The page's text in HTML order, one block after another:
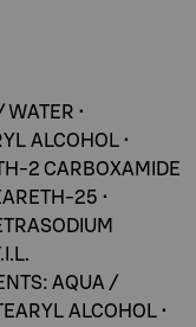
•
ALCOHOL •
2 CARBOXAMIDE
25 •
AQUA /
ALCOHOL •